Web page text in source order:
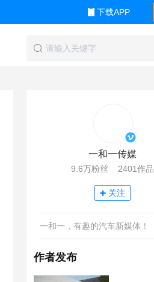
下载APP
一和一传媒
9.6万粉丝 2401作品
关注
一和一，有趣的汽车新媒体！
作者发布